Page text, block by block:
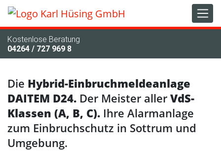
Kostenlose Beratung
04264 / 727 969 8
Die Hybrid-Einbruchmeldeanlage
DAITEM D24. Der Meister aller VdS-
Klassen (A, B, C). Ihre Alarmanlage
zum Einbruchschutz in Sottrum und
Umgebung.